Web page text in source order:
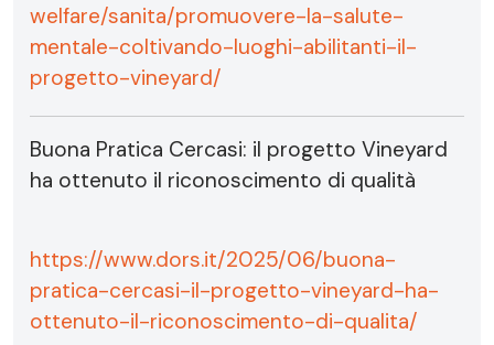
welfare/sanita/promuovere-la-salute-
mentale-coltivando-luoghi-abilitanti-il-
progetto-vineyard/
Buona Pratica Cercasi: il progetto Vineyard
ha ottenuto il riconoscimento di qualità
https://www.dors.it/2025/06/buona-
pratica-cercasi-il-progetto-vineyard-ha-
ottenuto-il-riconoscimento-di-qualita/